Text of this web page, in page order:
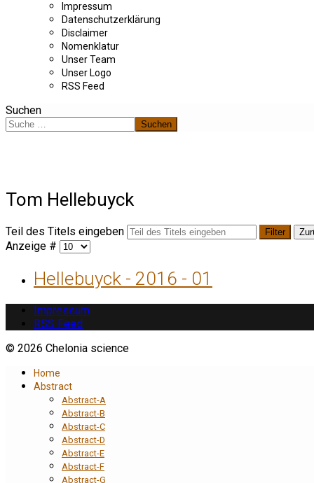
Impressum
Datenschutzerklärung
Disclaimer
Nomenklatur
Unser Team
Unser Logo
RSS Feed
Suchen
Suchen
Tom Hellebuyck
Teil des Titels eingeben Filter
Anzeige #
Hellebuyck - 2016 - 01
Impressum
RSS Feed
© 2026 Chelonia science
Home
Abstract
Abstract-A
Abstract-B
Abstract-C
Abstract-D
Abstract-E
Abstract-F
Abstract-G